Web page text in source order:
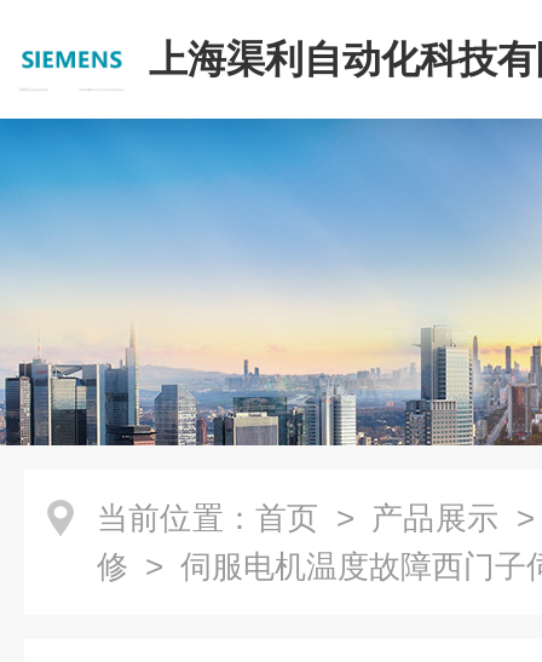
上海渠利自动化科技
当前位置： 首页 > 产品展示
修 > 伺服电机温度故障西门子